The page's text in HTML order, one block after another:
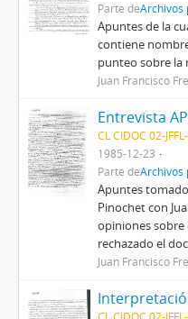
Parte deArchivos
Apuntes de la
contiene
punteo sobre la
Juan Francisco
CL CIDOC 02-
1985-12-23
Parte deArchivos
Apuntes
Pinochet con
opiniones sobre
rechazado el
Juan Francisco